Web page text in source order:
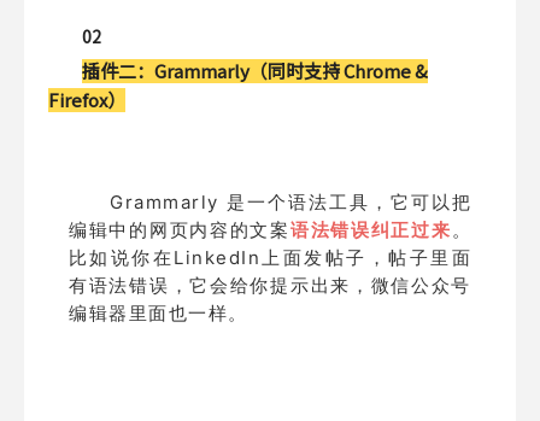
02
插件二： Grammarly（同时支持 Chrome &
Firefox）
Grammarly 是一个语法工具，它可以把
编辑中的网页内容的文案语法错误纠正过来。
比如说你在LinkedIn上面发帖子，帖子里面
有语法错误，它会给你提示出来，微信公众号
编辑器里面也一样。